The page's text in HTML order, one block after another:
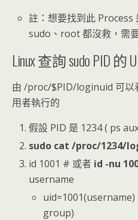
註：想要找到此 Process
sudo、root 都沒救，需
Linux 查詢 sudo PID 的
由 /proc/$PID/loginuid 可以
用者執行的
假設 PID 是 1234 ( ps
sudo cat /proc/1234/
id 1001 # 或者 id -nu
username
group)